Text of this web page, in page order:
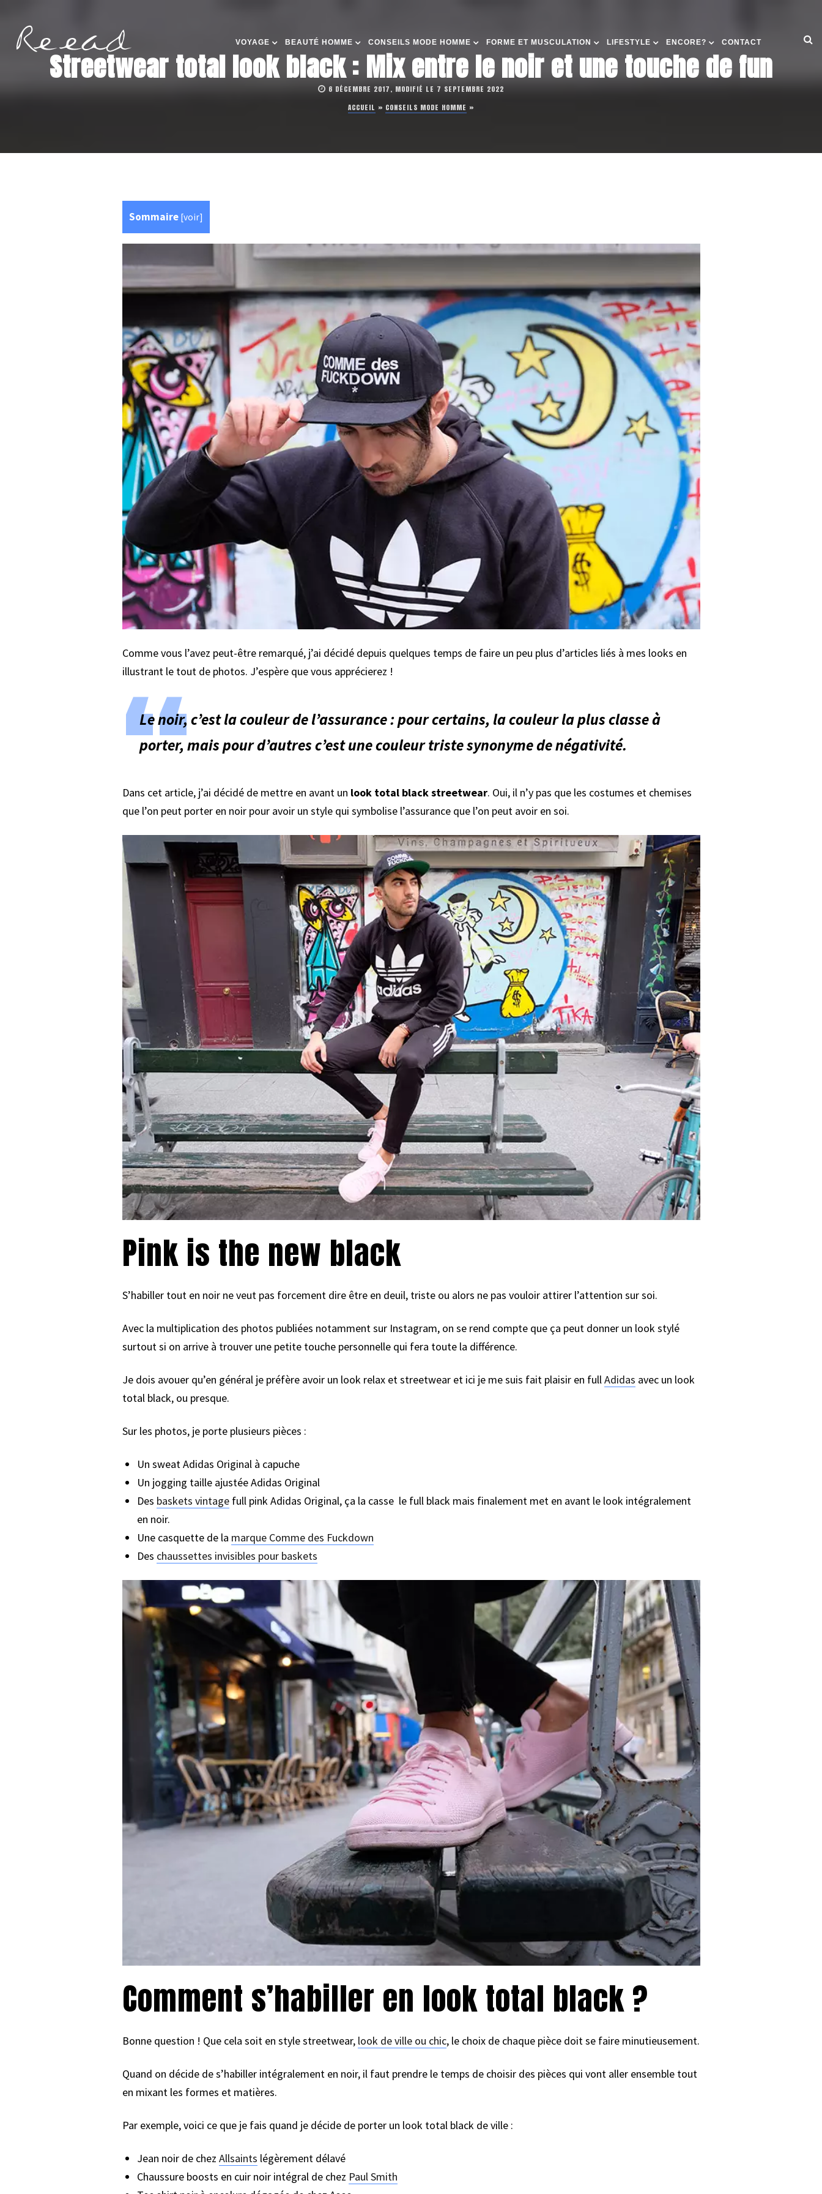
VOYAGE BEAUTÉ HOMME CONSEILS MODE HOMME FORME ET MUSCULATION LIFESTYLE ENCORE? CONTACT
Streetwear total look black : Mix entre le noir et une touche de fun
6 DÉCEMBRE 2017, MODIFIÉ LE 7 SEPTEMBRE 2022
ACCUEIL » CONSEILS MODE HOMME »
Sommaire [voir]
Comme vous l’avez peut-être remarqué, j’ai décidé depuis quelques temps de faire un peu plus d’articles liés à mes looks en
illustrant le tout de photos. J’espère que vous apprécierez !
Le noir, c’est la couleur de l’assurance : pour certains, la couleur la plus classe à
porter, mais pour d’autres c’est une couleur triste synonyme de négativité.
Dans cet article, j’ai décidé de mettre en avant un look total black streetwear. Oui, il n’y pas que les costumes et chemises
que l’on peut porter en noir pour avoir un style qui symbolise l’assurance que l’on peut avoir en soi.
Pink is the new black
S’habiller tout en noir ne veut pas forcement dire être en deuil, triste ou alors ne pas vouloir attirer l’attention sur soi.
Avec la multiplication des photos publiées notamment sur Instagram, on se rend compte que ça peut donner un look stylé
surtout si on arrive à trouver une petite touche personnelle qui fera toute la différence.
Je dois avouer qu’en général je préfère avoir un look relax et streetwear et ici je me suis fait plaisir en fullAdidas avec un look
total black, ou presque.
Sur les photos, je porte plusieurs pièces :
Un sweat Adidas Original à capuche
Un jogging taille ajustée Adidas Original
Des baskets vintagefull pink Adidas Original, ça la casse le full black mais finalement met en avant le look intégralement
en noir.
Une casquette de la marque Comme des Fuckdown
Des chaussettes invisibles pour baskets
Comment s’habiller en look total black ?
Bonne question ! Que cela soit en style streetwear, look de ville ou chic, le choix de chaque pièce doit se faire minutieusement.
Quand on décide de s’habiller intégralement en noir, il faut prendre le temps de choisir des pièces qui vont aller ensemble tout
en mixant les formes et matières.
Par exemple, voici ce que je fais quand je décide de porter un look total black de ville :
Jean noir de chez Allsaints légèrement délavé
Chaussure boosts en cuir noir intégral de chez Paul Smith